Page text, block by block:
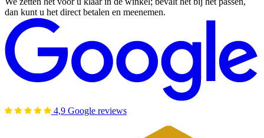
dan kunt u het direct betalen en meenemen.
4,9 Google reviews